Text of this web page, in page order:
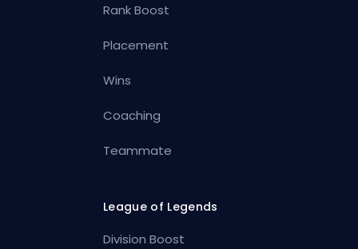
Rank Boost
Placement
Wins
Coaching
Teammate
League of Legends
Division Boost